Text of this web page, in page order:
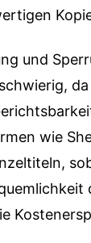
und
wie